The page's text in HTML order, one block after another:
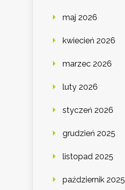
maj 2026
kwiecień 2026
marzec 2026
luty 2026
styczeń 2026
grudzień 2025
listopad 2025
październik 2025